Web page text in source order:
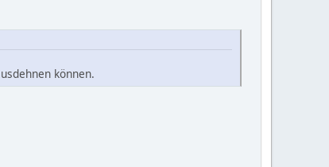
können.